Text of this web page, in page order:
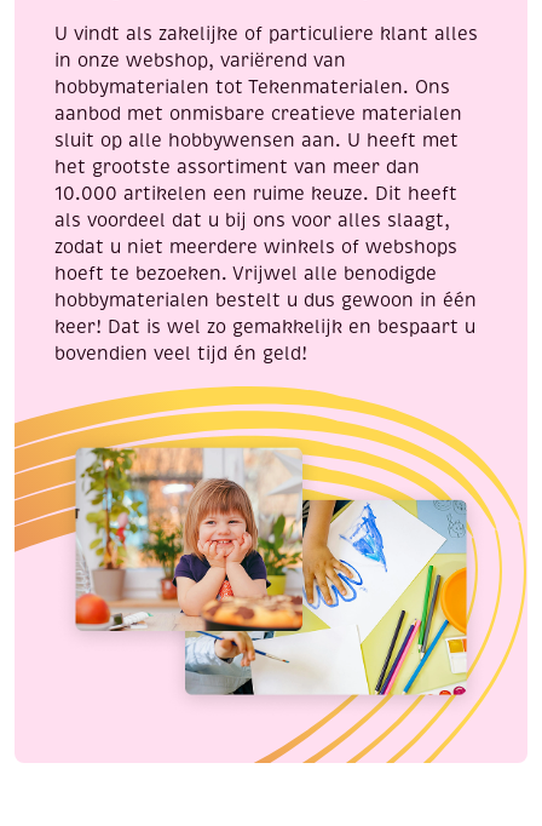
U vindt als zakelijke of particuliere klant alles
in onze webshop, variërend van
hobbymaterialen tot Tekenmaterialen. Ons
aanbod met onmisbare creatieve materialen
sluit op alle hobbywensen aan. U heeft met
het grootste assortiment van meer dan
10.000 artikelen een ruime keuze. Dit heeft
als voordeel dat u bij ons voor alles slaagt,
zodat u niet meerdere winkels of webshops
hoeft te bezoeken. Vrijwel alle benodigde
hobbymaterialen bestelt u dus gewoon in één
keer! Dat is wel zo gemakkelijk en bespaart u
bovendien veel tijd én geld!